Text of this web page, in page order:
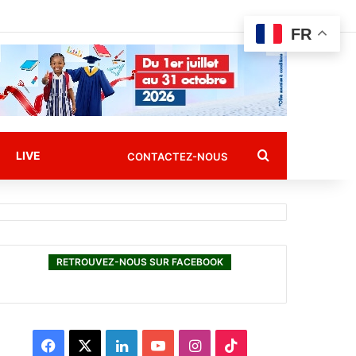
LIVE CONTACTEZ-NOUS Rechercher
RETROUVEZ-NOUS SUR FACEBOOK
L
I
FR